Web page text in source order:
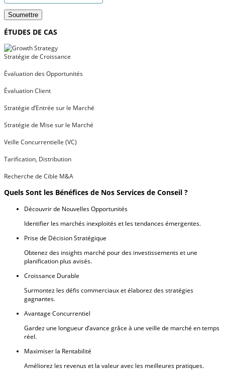
Soumettre
ÉTUDES DE CAS
Stratégie de Croissance
Évaluation des Opportunités
Évaluation Client
Stratégie d’Entrée sur le Marché
Stratégie de Mise sur le Marché
Veille Concurrentielle (VC)
Tarification, Distribution
Recherche de Cible M&A
Quels Sont les Bénéfices de Nos Services de Conseil ?
Découvrir de Nouvelles Opportunités
Identifier les marchés inexploités et les tendances émergentes.
Prise de Décision Stratégique
Obtenez des insights marché pour des investissements et une
planification plus avisés.
Croissance Durable
Surmontez les défis commerciaux et élaborez des stratégies
gagnantes.
Avantage Concurrentiel
Gardez une longueur d’avance grâce à une veille de marché en temps
réel.
Maximiser la Rentabilité
Améliorez les revenus et la valeur avec les meilleures pratiques.